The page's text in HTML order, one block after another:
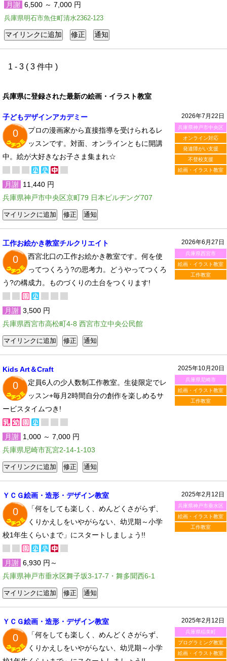
月謝 6,500 ～ 7,000 円
兵庫県明石市魚住町清水2362-123
1 - 3 ( 3 件中 )
兵庫県に登録された最新の絵画・イラスト教室
2026年7月22日
兵庫県神戸市中央区
オンライン対応
発達障がい支援
不登校支援
絵画・イラスト教室
子どもデザインアカデミー
0
プロの漫画家から直接指導を受けられるレ
ッスンです。対面、オンラインともに開講
中。絵が大好きなお子さま集まれ☆
月謝 11,440 円
兵庫県神戸市中央区京町79 日本ビルヂング707
2026年6月27日
兵庫県西宮市
絵画・イラスト教室
工作教室
工作お絵かき教室チルクリエイト
0
西宮北口の工作お絵かき教室です。何を使
ってつくろう?の思考力。どうやってつくろ
う?の構成力。ものづくりの土台をつくります!
月謝 3,500 円
兵庫県西宮市高松町4-8 西宮市立中央公民館
2025年10月20日
兵庫県尼崎市
絵画・イラスト教室
工作教室
Kids Art＆Craft
0
定員6人の少人数制工作教室。生徒限定でレ
ッスン+毎月2時間自分の創作を楽しめるサ
ービスタイムつき!
月謝 1,000 ～ 7,000 円
兵庫県尼崎市瓦宮2-14-1-103
2025年2月12日
兵庫県神戸市垂水区
絵画・イラスト教室
工作教室
ＹＣＧ絵画・造形・デザイン教室
0
「何をしても楽しく、めんどくさがらず、
くりかえしをいやがらない、幼児期～小学
校1年生くらいまで」にスタートしましょう!!
月謝 6,930 円～
兵庫県神戸市垂水区舞子坂3-17-7・舞多聞西6-1
2025年2月12日
兵庫県稲美町
プログラミング教室
絵画・イラスト教室
ＹＣＧ絵画・造形・デザイン教室
0
「何をしても楽しく、めんどくさがらず、
くりかえしをいやがらない、幼児期～小学